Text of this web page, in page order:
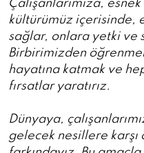
Çalışanlarımıza,
kültürümüz içerisinde,
sağlar, onlara yetki ve
Birbirimizden
hayatına katmak ve
fırsatlar yaratırız.
Dünyaya,
gelecek nesillere karşı